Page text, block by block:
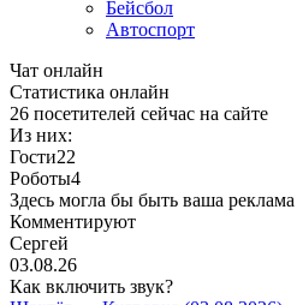
Бейсбол
Автоспорт
Чат онлайн
Cтатистика онлайн
26 посетителей сейчас на сайте
Из них:
Гости22
Роботы4
Здесь могла бы быть ваша реклама
Комментируют
Сергей
03.08.26
Как включить звук?